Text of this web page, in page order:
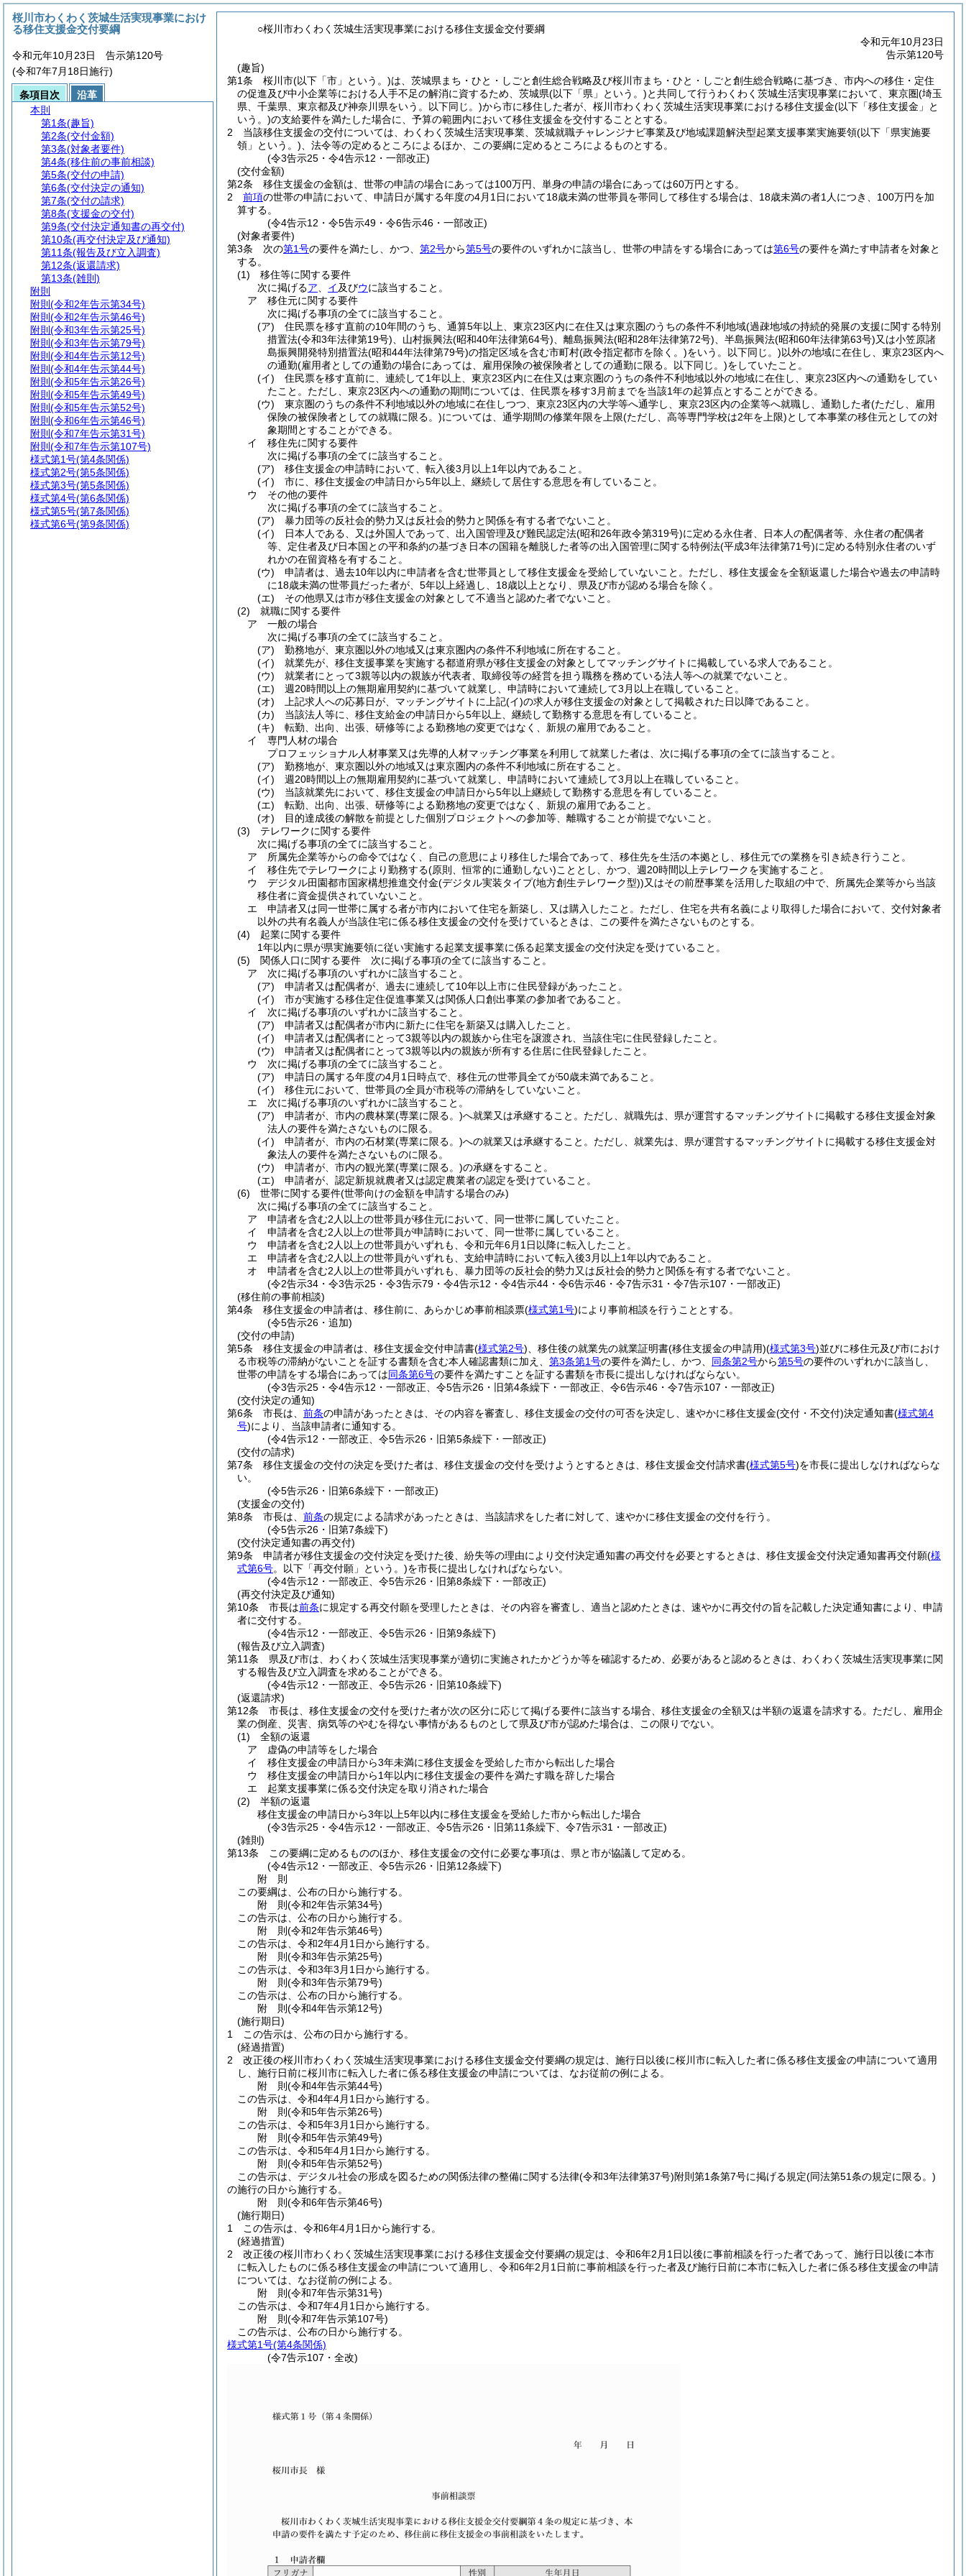
○桜川市わくわく茨城生活実現事業における移住支援金交付要綱
令和元年10月23日
告示第120号
(趣旨)
第1条
桜川市(以下「市」という。)は、茨城県まち・ひと・しごと創生総合戦略及び桜川市まち・ひと・しごと創生総合戦略に基づき、市内への移住・定住
の促進及び中小企業等における人手不足の解消に資するため、茨城県(以下「県」という。)と共同して行うわくわく茨城生活実現事業において、東京圏(埼玉
県、千葉県、東京都及び神奈川県をいう。以下同じ。)から市に移住した者が、桜川市わくわく茨城生活実現事業における移住支援金(以下「移住支援金」と
いう。)の支給要件を満たした場合に、予算の範囲内において移住支援金を交付することとする。
2
当該移住支援金の交付については、わくわく茨城生活実現事業、茨城就職チャレンジナビ事業及び地域課題解決型起業支援事業実施要領(以下「県実施要
領」という。) 、法令等の定めるところによるほか、この要綱に定めるところによるものとする。
(令3告示25・令4告示12・一部改正)
(交付金額)
第2条
移住支援金の金額は、世帯の申請の場合にあっては100万円、単身の申請の場合にあっては60万円とする。
2
前項の世帯の申請において、申請日が属する年度の4月1日において18歳未満の世帯員を帯同して移住する場合は、18歳未満の者1人につき、100万円を加
算する。
(令4告示12・令5告示49・令6告示46・一部改正)
(対象者要件)
第3条
次の第1号の要件を満たし、かつ、 第2号から第5号の要件のいずれかに該当し、世帯の申請をする場合にあっては第6号の要件を満たす申請者を対象と
する。
(1)
移住等に関する要件
次に掲げるア イ及びウに該当すること。
ア
移住元に関する要件
次に掲げる事項の全てに該当すること。
(ア)
住民票を移す直前の10年間のうち、通算5年以上、東京23区内に在住又は東京圏のうちの条件不利地域(過疎地域の持続的発展の支援に関する特別
措置法(令和3年法律第19号) 、山村振興法(昭和40年法律第64号) 、離島振興法(昭和28年法律第72号) 、半島振興法(昭和60年法律第63号)又は小笠原諸
島振興開発特別措置法(昭和44年法律第79号)の指定区域を含む市町村(政令指定都市を除く。)をいう。以下同じ。)以外の地域に在住し、東京23区内へ
の通勤(雇用者としての通勤の場合にあっては、雇用保険の被保険者としての通勤に限る。以下同じ。)をしていたこと。
(イ)
住民票を移す直前に、連続して1年以上、東京23区内に在住又は東京圏のうちの条件不利地域以外の地域に在住し、東京23区内への通勤をしてい
たこと。 ただし、東京23区内への通勤の期間については、住民票を移す3月前までを当該1年の起算点とすることができる。
(ウ)
東京圏のうちの条件不利地域以外の地域に在住しつつ、東京23区内の大学等へ通学し、東京23区内の企業等へ就職し、通勤した者(ただし、雇用
保険の被保険者としての就職に限る。)については、通学期間の修業年限を上限(ただし、高等専門学校は2年を上限)として本事業の移住元としての対
象期間とすることができる。
イ
移住先に関する要件
次に掲げる事項の全てに該当すること。
(ア)
移住支援金の申請時において、転入後3月以上1年以内であること。
(イ)
市に、移住支援金の申請日から5年以上、継続して居住する意思を有していること。
ウ
その他の要件
次に掲げる事項の全てに該当すること。
(ア)
暴力団等の反社会的勢力又は反社会的勢力と関係を有する者でないこと。
(イ)
日本人である、又は外国人であって、出入国管理及び難民認定法(昭和26年政令第319号)に定める永住者、日本人の配偶者等、永住者の配偶者
等、定住者及び日本国との平和条約の基づき日本の国籍を離脱した者等の出入国管理に関する特例法(平成3年法律第71号)に定める特別永住者のいず
れかの在留資格を有すること。
(ウ)
申請者は、過去10年以内に申請者を含む世帯員として移住支援金を受給していないこと。 ただし、移住支援金を全額返還した場合や過去の申請時
に18歳未満の世帯員だった者が、5年以上経過し、18歳以上となり、県及び市が認める場合を除く。
(エ)
その他県又は市が移住支援金の対象として不適当と認めた者でないこと。
(2)
就職に関する要件
ア
一般の場合
次に掲げる事項の全てに該当すること。
(ア)
勤務地が、東京圏以外の地域又は東京圏内の条件不利地域に所在すること。
(イ)
就業先が、移住支援事業を実施する都道府県が移住支援金の対象としてマッチングサイトに掲載している求人であること。
(ウ)
就業者にとって3親等以内の親族が代表者、取締役等の経営を担う職務を務めている法人等への就業でないこと。
(エ)
週20時間以上の無期雇用契約に基づいて就業し、申請時において連続して3月以上在職していること。
(オ)
上記求人への応募日が、マッチングサイトに上記(イ)の求人が移住支援金の対象として掲載された日以降であること。
(カ)
当該法人等に、移住支給金の申請日から5年以上、継続して勤務する意思を有していること。
(キ)
転勤、出向、出張、研修等による勤務地の変更ではなく、新規の雇用であること。
イ
専門人材の場合
プロフェッショナル人材事業又は先導的人材マッチング事業を利用して就業した者は、次に掲げる事項の全てに該当すること。
(ア)
勤務地が、東京圏以外の地域又は東京圏内の条件不利地域に所在すること。
(イ)
週20時間以上の無期雇用契約に基づいて就業し、申請時において連続して3月以上在職していること。
(ウ)
当該就業先において、移住支援金の申請日から5年以上継続して勤務する意思を有していること。
(エ)
転勤、出向、出張、研修等による勤務地の変更ではなく、新規の雇用であること。
(オ)
目的達成後の解散を前提とした個別プロジェクトへの参加等、離職することが前提でないこと。
(3)
テレワークに関する要件
次に掲げる事項の全てに該当すること。
ア
所属先企業等からの命令ではなく、自己の意思により移住した場合であって、移住先を生活の本拠とし、移住元での業務を引き続き行うこと。
イ
移住先でテレワークにより勤務する(原則、恒常的に通勤しない)こととし、かつ、週20時間以上テレワークを実施すること。
ウ
デジタル田園都市国家構想推進交付金(デジタル実装タイプ(地方創生テレワーク型))又はその前歴事業を活用した取組の中で、所属先企業等から当該
移住者に資金提供されていないこと。
エ
申請者又は同一世帯に属する者が市内において住宅を新築し、又は購入したこと。 ただし、住宅を共有名義により取得した場合において、交付対象者
以外の共有名義人が当該住宅に係る移住支援金の交付を受けているときは、この要件を満たさないものとする。
(4)
起業に関する要件
1年以内に県が県実施要領に従い実施する起業支援事業に係る起業支援金の交付決定を受けていること。
(5)
関係人口に関する要件 次に掲げる事項の全てに該当すること。
ア
次に掲げる事項のいずれかに該当すること。
(ア)
申請者又は配偶者が、過去に連続して10年以上市に住民登録があったこと。
(イ)
市が実施する移住定住促進事業又は関係人口創出事業の参加者であること。
イ
次に掲げる事項のいずれかに該当すること。
(ア)
申請者又は配偶者が市内に新たに住宅を新築又は購入したこと。
(イ)
申請者又は配偶者にとって3親等以内の親族から住宅を譲渡され、当該住宅に住民登録したこと。
(ウ)
申請者又は配偶者にとって3親等以内の親族が所有する住居に住民登録したこと。
ウ
次に掲げる事項の全てに該当すること。
(ア)
申請日の属する年度の4月1日時点で、移住元の世帯員全てが50歳未満であること。
(イ)
移住元において、世帯員の全員が市税等の滞納をしていないこと。
エ
次に掲げる事項のいずれかに該当すること。
(ア)
申請者が、市内の農林業(専業に限る。)へ就業又は承継すること。 ただし、就職先は、県が運営するマッチングサイトに掲載する移住支援金対象
法人の要件を満たさないものに限る。
(イ)
申請者が、市内の石材業(専業に限る。)への就業又は承継すること。 ただし、就業先は、県が運営するマッチングサイトに掲載する移住支援金対
象法人の要件を満たさないものに限る。
(ウ)
申請者が、市内の観光業(専業に限る。)の承継をすること。
(エ)
申請者が、認定新規就農者又は認定農業者の認定を受けていること。
(6)
世帯に関する要件(世帯向けの金額を申請する場合のみ)
次に掲げる事項の全てに該当すること。
ア
申請者を含む2人以上の世帯員が移住元において、同一世帯に属していたこと。
イ
申請者を含む2人以上の世帯員が申請時において、同一世帯に属していること。
ウ
申請者を含む2人以上の世帯員がいずれも、令和元年6月1日以降に転入したこと。
エ
申請者を含む2人以上の世帯員がいずれも、支給申請時において転入後3月以上1年以内であること。
オ
申請者を含む2人以上の世帯員がいずれも、暴力団等の反社会的勢力又は反社会的勢力と関係を有する者でないこと。
(令2告示34・令3告示25・令3告示79・令4告示12・令4告示44・令6告示46・令7告示31・令7告示107・一部改正)
(移住前の事前相談)
第4条
移住支援金の申請者は、移住前に、あらかじめ事前相談票(様式第1号)により事前相談を行うこととする。
(令5告示26・追加)
(交付の申請)
第5条
移住支援金の申請者は、移住支援金交付申請書(様式第2号) 、移住後の就業先の就業証明書(移住支援金の申請用)(様式第3号)並びに移住元及び市におけ
る市税等の滞納がないことを証する書類を含む本人確認書類に加え、 第3条第1号の要件を満たし、かつ、 同条第2号から第5号の要件のいずれかに該当し、
世帯の申請をする場合にあっては同条第6号の要件を満たすことを証する書類を市長に提出しなければならない。
(令3告示25・令4告示12・一部改正、令5告示26・旧第4条繰下・一部改正、令6告示46・令7告示107・一部改正)
(交付決定の通知)
第6条
市長は、 前条の申請があったときは、その内容を審査し、移住支援金の交付の可否を決定し、速やかに移住支援金(交付・不交付)決定通知書(様式第4
号)により、当該申請者に通知する。
(令4告示12・一部改正、令5告示26・旧第5条繰下・一部改正)
(交付の請求)
第7条
移住支援金の交付の決定を受けた者は、移住支援金の交付を受けようとするときは、移住支援金交付請求書(様式第5号)を市長に提出しなければならな
い。
(令5告示26・旧第6条繰下・一部改正)
(支援金の交付)
第8条
市長は、 前条の規定による請求があったときは、当該請求をした者に対して、速やかに移住支援金の交付を行う。
(令5告示26・旧第7条繰下)
(交付決定通知書の再交付)
第9条
申請者が移住支援金の交付決定を受けた後、紛失等の理由により交付決定通知書の再交付を必要とするときは、移住支援金交付決定通知書再交付願(様
式第6号。以下「再交付願」という。)を市長に提出しなければならない。
(令4告示12・一部改正、令5告示26・旧第8条繰下・一部改正)
(再交付決定及び通知)
第10条
市長は前条に規定する再交付願を受理したときは、その内容を審査し、適当と認めたときは、速やかに再交付の旨を記載した決定通知書により、申請
者に交付する。
(令4告示12・一部改正、令5告示26・旧第9条繰下)
(報告及び立入調査)
第11条
県及び市は、わくわく茨城生活実現事業が適切に実施されたかどうか等を確認するため、必要があると認めるときは、わくわく茨城生活実現事業に関
する報告及び立入調査を求めることができる。
(令4告示12・一部改正、令5告示26・旧第10条繰下)
(返還請求)
第12条
市長は、移住支援金の交付を受けた者が次の区分に応じて掲げる要件に該当する場合、移住支援金の全額又は半額の返還を請求する。 ただし、雇用企
業の倒産、災害、病気等のやむを得ない事情があるものとして県及び市が認めた場合は、この限りでない。
(1)
全額の返還
ア
虚偽の申請等をした場合
イ
移住支援金の申請日から3年未満に移住支援金を受給した市から転出した場合
ウ
移住支援金の申請日から1年以内に移住支援金の要件を満たす職を辞した場合
エ
起業支援事業に係る交付決定を取り消された場合
(2)
半額の返還
移住支援金の申請日から3年以上5年以内に移住支援金を受給した市から転出した場合
(令3告示25・令4告示12・一部改正、令5告示26・旧第11条繰下、令7告示31・一部改正)
(雑則)
第13条
この要綱に定めるもののほか、移住支援金の交付に必要な事項は、県と市が協議して定める。
(令4告示12・一部改正、令5告示26・旧第12条繰下)
附 則
この要綱は、公布の日から施行する。
附 則(令和2年告示第34号)
この告示は、公布の日から施行する。
附 則(令和2年告示第46号)
この告示は、令和2年4月1日から施行する。
附 則(令和3年告示第25号)
この告示は、令和3年3月1日から施行する。
附 則(令和3年告示第79号)
この告示は、公布の日から施行する。
附 則(令和4年告示第12号)
(施行期日)
1
この告示は、公布の日から施行する。
(経過措置)
2
改正後の桜川市わくわく茨城生活実現事業における移住支援金交付要綱の規定は、施行日以後に桜川市に転入した者に係る移住支援金の申請について適用
し、施行日前に桜川市に転入した者に係る移住支援金の申請については、なお従前の例による。
附 則(令和4年告示第44号)
この告示は、令和4年4月1日から施行する。
附 則(令和5年告示第26号)
この告示は、令和5年3月1日から施行する。
附 則(令和5年告示第49号)
この告示は、令和5年4月1日から施行する。
附 則(令和5年告示第52号)
この告示は、デジタル社会の形成を図るための関係法律の整備に関する法律(令和3年法律第37号)附則第1条第7号に掲げる規定(同法第51条の規定に限る。)
の施行の日から施行する。
附 則(令和6年告示第46号)
(施行期日)
1
この告示は、令和6年4月1日から施行する。
(経過措置)
2
改正後の桜川市わくわく茨城生活実現事業における移住支援金交付要綱の規定は、令和6年2月1日以後に事前相談を行った者であって、施行日以後に本市
に転入したものに係る移住支援金の申請について適用し、令和6年2月1日前に事前相談を行った者及び施行日前に本市に転入した者に係る移住支援金の申請
については、なお従前の例による。
附 則(令和7年告示第31号)
この告示は、令和7年4月1日から施行する。
附 則(令和7年告示第107号)
この告示は、公布の日から施行する。
様式第1号(第4条関係)
(令7告示107・全改)
桜川市わくわく茨城生活実現事業におけ
る移住支援金交付要綱
令和元年10月23日 告示第120号
(令和7年7月18日施行)
条項目次
沿革
本則
第1条(趣旨)
第2条(交付金額)
第3条(対象者要件)
第4条(移住前の事前相談)
第5条(交付の申請)
第6条(交付決定の通知)
第7条(交付の請求)
第8条(支援金の交付)
第9条(交付決定通知書の再交付)
第10条(再交付決定及び通知)
第11条(報告及び立入調査)
第12条(返還請求)
第13条(雑則)
附則
附則 (令和2年告示第34号)
附則 (令和2年告示第46号)
附則 (令和3年告示第25号)
附則 (令和3年告示第79号)
附則 (令和4年告示第12号)
附則 (令和4年告示第44号)
附則 (令和5年告示第26号)
附則 (令和5年告示第49号)
附則 (令和5年告示第52号)
附則 (令和6年告示第46号)
附則 (令和7年告示第31号)
附則 (令和7年告示第107号)
様式第1号(第4条関係)
様式第2号(第5条関係)
様式第3号(第5条関係)
様式第4号(第6条関係)
様式第5号(第7条関係)
様式第6号(第9条関係)